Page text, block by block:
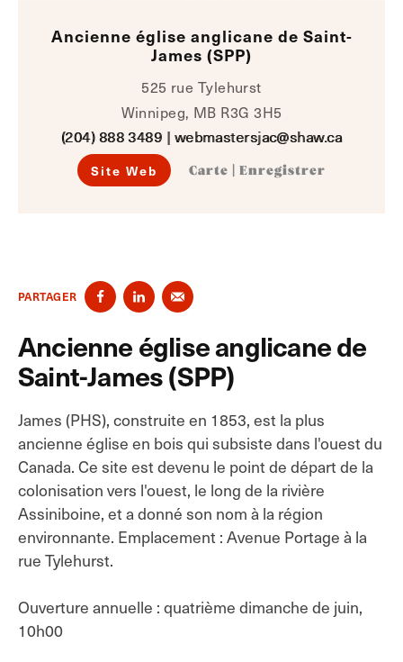
Ancienne église anglicane de Saint-
James (SPP)
525 rue Tylehurst
Winnipeg, MB R3G 3H5
(204) 888 3489 | webmastersjac@shaw.ca
Site Web Carte Enregistrer
PARTAGER
Ancienne église anglicane de
Saint-James (SPP)
James (PHS), construite en 1853, est la plus
ancienne église en bois qui subsiste dans l'ouest du
Canada. Ce site est devenu le point de départ de la
colonisation vers l'ouest, le long de la rivière
Assiniboine, et a donné son nom à la région
environnante. Emplacement : Avenue Portage à la
rue Tylehurst.
Ouverture annuelle : quatrième dimanche de juin,
10h00